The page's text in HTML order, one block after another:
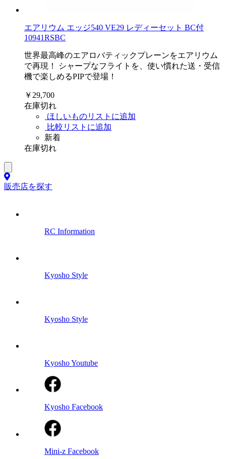
エアリウム エッジ540 VE29 レディーセット BC付
10941RSBC
世界最高峰のエアロバティックプレーンをエアリウム
で再現！ シャープなフライトを、使い慣れた送・受信
機で楽しめるPIPで登場！
￥29,700
在庫切れ
ほしいものリストに追加
比較リストに追加
新着
在庫切れ
販売店を探す
RC Information
Kyosho Style
Kyosho Style
Kyosho Youtube
Kyosho Facebook
Mini-z Facebook